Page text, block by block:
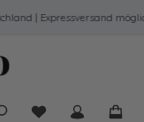
| Expressversand möglich
Du hast 0